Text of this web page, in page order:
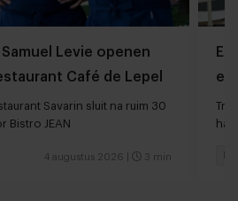
Levie openen
Café de Lepel
Savarin sluit na ruim 30
Bistro JEAN
4 augustus 2026 3 min